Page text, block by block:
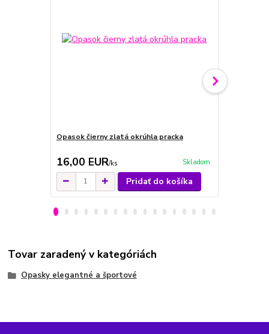
Opasok čierny zlatá okrúhla pracka
16,00 EUR/ks Skladom
Pridať do košíka
Tovar zaradený v kategóriách
Opasky elegantné a športové